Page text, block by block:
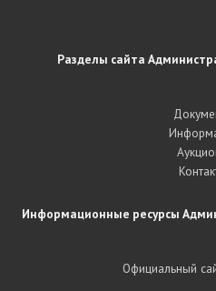
Разделы сайта
Информационные ресурсы
Официальный